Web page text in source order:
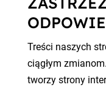
Treści naszych
ciągłym
tworzy strony